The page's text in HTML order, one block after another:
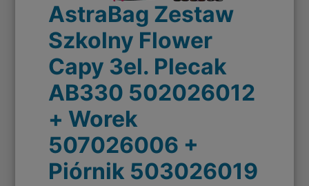
AstraBag Zestaw
Szkolny Flower
Capy 3el. Plecak
AB330 502026012
+ Worek
507026006 +
Piórnik 503026019